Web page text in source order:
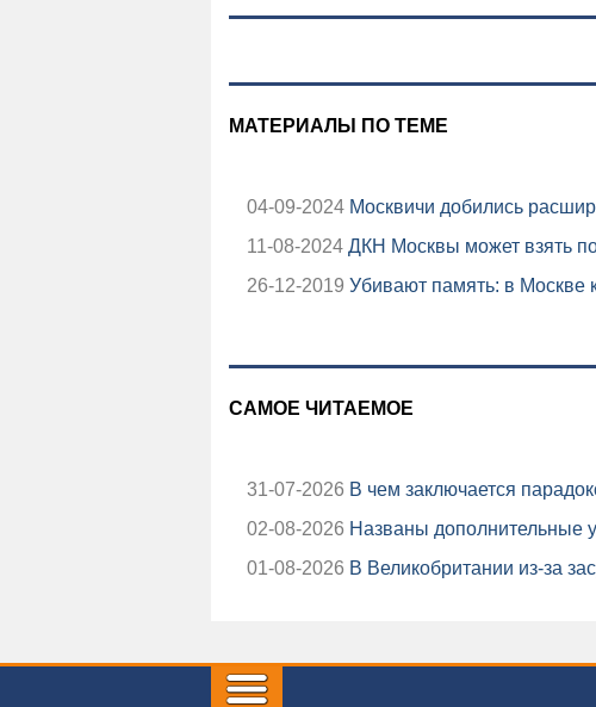
МАТЕРИАЛЫ ПО ТЕМЕ
04-09-2024 Москвичи добились
11-08-2024 ДКН Москвы может взять
26-12-2019 Убивают память: в Москве
САМОЕ ЧИТАЕМОЕ
31-07-2026 В чем заключается
02-08-2026 Названы дополнительные
01-08-2026 В Великобритании из-за